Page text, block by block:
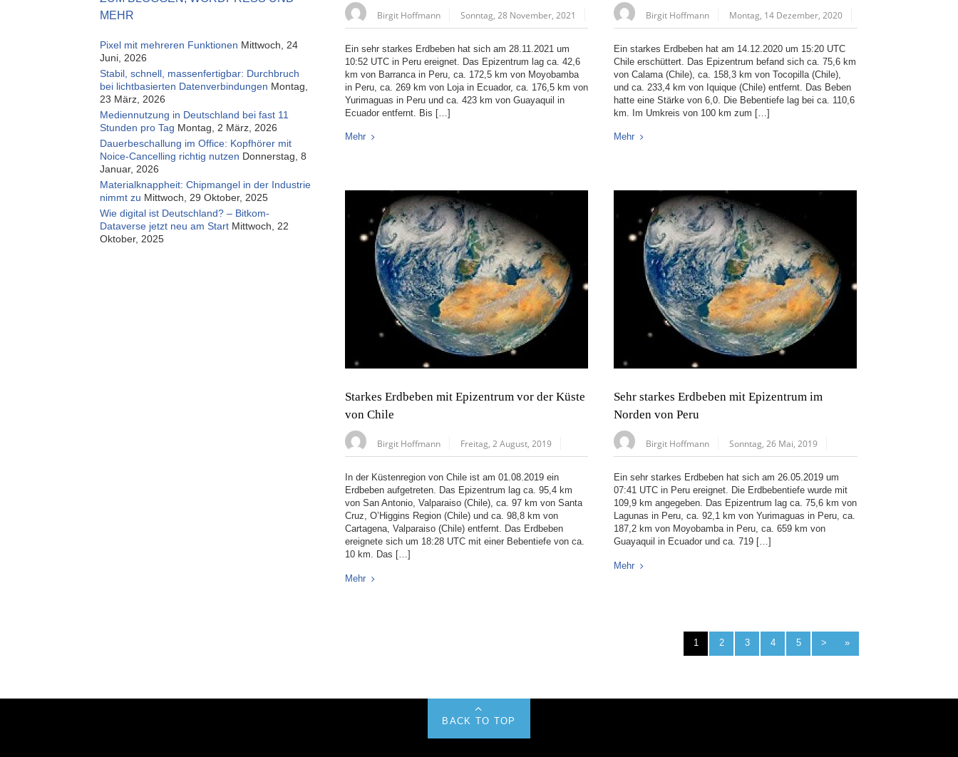
Birgit Hoffmann Sonntag, 28 November, 2021
Ein sehr starkes Erdbeben hat sich am 28.11.2021 um
10:52 UTC in Peru ereignet. Das Epizentrum lag ca. 42,6
km von Barranca in Peru, ca. 172,5 km von Moyobamba
in Peru, ca. 269 km von Loja in Ecuador, ca. 176,5 km von
Yurimaguas in Peru und ca. 423 km von Guayaquil in
Ecuador entfernt. Bis […]
Mehr
Birgit Hoffmann Montag, 14 Dezember, 2020
Ein starkes Erdbeben hat am 14.12.2020 um 15:20 UTC
Chile erschüttert. Das Epizentrum befand sich ca. 75,6 km
von Calama (Chile), ca. 158,3 km von Tocopilla (Chile),
und ca. 233,4 km von Iquique (Chile) entfernt. Das Beben
hatte eine Stärke von 6,0. Die Bebentiefe lag bei ca. 110,6
km. Im Umkreis von 100 km zum […]
Mehr
Starkes Erdbeben mit Epizentrum vor der Küste
von Chile
Birgit Hoffmann Freitag, 2 August, 2019
In der Küstenregion von Chile ist am 01.08.2019 ein
Erdbeben aufgetreten. Das Epizentrum lag ca. 95,4 km
von San Antonio, Valparaiso (Chile), ca. 97 km von Santa
Cruz, O’Higgins Region (Chile) und ca. 98,8 km von
Cartagena, Valparaiso (Chile) entfernt. Das Erdbeben
ereignete sich um 18:28 UTC mit einer Bebentiefe von ca.
10 km. Das […]
Mehr
Sehr starkes Erdbeben mit Epizentrum im
Norden von Peru
Birgit Hoffmann Sonntag, 26 Mai, 2019
Ein sehr starkes Erdbeben hat sich am 26.05.2019 um
07:41 UTC in Peru ereignet. Die Erdbebentiefe wurde mit
109,9 km angegeben. Das Epizentrum lag ca. 75,6 km von
Lagunas in Peru, ca. 92,1 km von Yurimaguas in Peru, ca.
187,2 km von Moyobamba in Peru, ca. 659 km von
Guayaquil in Ecuador und ca. 719 […]
Mehr
1 2 3 4 5 > »
MEHR
Pixel mit mehreren Funktionen Mittwoch, 24
Juni, 2026
Stabil, schnell, massenfertigbar: Durchbruch
bei lichtbasierten Datenverbindungen Montag,
23 März, 2026
Mediennutzung in Deutschland bei fast 11
Stunden pro Tag Montag, 2 März, 2026
Dauerbeschallung im Office: Kopfhörer mit
Noice-Cancelling richtig nutzen Donnerstag, 8
Januar, 2026
Materialknappheit: Chipmangel in der Industrie
nimmt zu Mittwoch, 29 Oktober, 2025
Wie digital ist Deutschland? – Bitkom-
Dataverse jetzt neu am Start Mittwoch, 22
Oktober, 2025
BACK TO TOP